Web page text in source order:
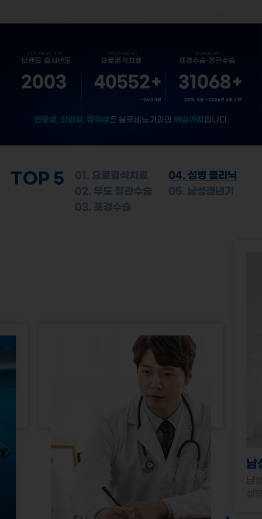
2003 40552+
~26년 4월
31068+
2015. 6월 ~ 2026년 4월 기준
전문성, 신뢰성 , 정직성은 블루비뇨기과의 핵심가치 입니다.
TOP 5
01. 요로결석치료
02. 무도 정관수술
03. 포경수술
04. 성병 클리닉
05. 남성갱년기
남성갱년기
남성호르몬 보충요법과
성장호르몬 보충치료로 남